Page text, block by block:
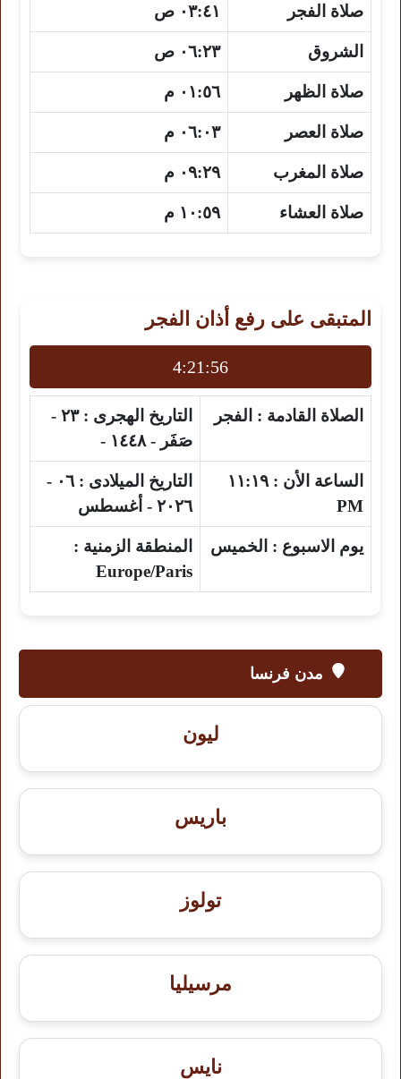
صلاة الفجر ٠٣:٤١ ص
الشروق ٠٦:٢٣ ص
صلاة الظهر ٠١:٥٦ م
صلاة العصر ٠٦:٠٣ م
صلاة المغرب ٠٩:٢٩ م
صلاة العشاء ١٠:٥٩ م
المتبقى على رفع أذان الفجر
4:21:56
الصلاة القادمة : الفجر التاريخ الهجرى :
٢٣ -
صَفَر - ١٤٤٨ -
الساعة الأن : ١١:١٩
PM
التاريخ الميلادى :
٠٦ -
٢٠٢٦ - أغسطس
يوم الاسبوع : الخميس
المنطقة الزمنية :
Europe/Paris
مدن فرنسا
ليون
باريس
تولوز
مرسيليا
نايس